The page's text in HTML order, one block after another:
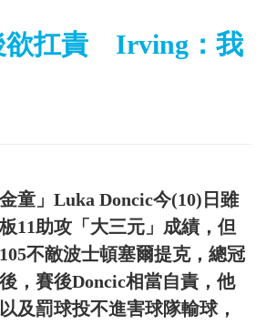
欲扛責 Irving：我
童」Luka Doncic今(10)日雖
11助攻「大三元」成績，但
不敵波士頓塞爾提克，總冠
，賽後Doncic相當自責，他
及罰球投不進害球隊輸球，